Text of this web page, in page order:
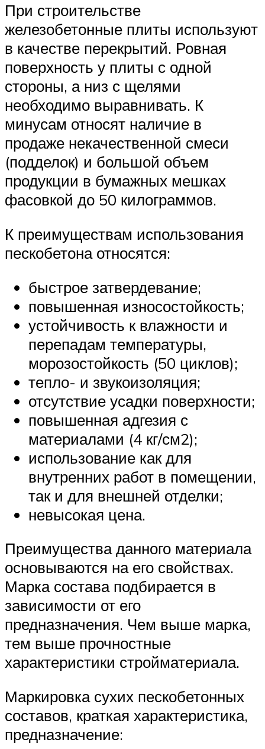
При строительстве
железобетонные плиты используют
в качестве перекрытий. Ровная
поверхность у плиты с одной
стороны, а низ с щелями
необходимо выравнивать. К
минусам относят наличие в
продаже некачественной смеси
(подделок) и большой объем
продукции в бумажных мешках
фасовкой до 50 килограммов.
К преимуществам использования
пескобетона относятся:
быстрое затвердевание;
повышенная износостойкость;
устойчивость к влажности и
перепадам температуры,
морозостойкость (50 циклов);
тепло- и звукоизоляция;
отсутствие усадки поверхности;
повышенная адгезия с
материалами (4 кг/см2);
использование как для
внутренних работ в помещении,
так и для внешней отделки;
невысокая цена.
Преимущества данного материала
основываются на его свойствах.
Марка состава подбирается в
зависимости от его
предназначения. Чем выше марка,
тем выше прочностные
характеристики стройматериала.
Маркировка сухих пескобетонных
составов, краткая характеристика,
предназначение: